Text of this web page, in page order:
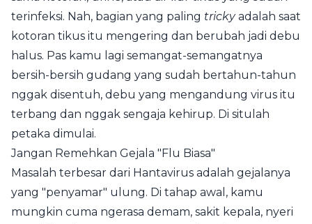
terinfeksi. Nah, bagian yang paling trickyadalah saat
kotoran tikus itu mengering dan berubah jadi debu
halus. Pas kamu lagi semangat-semangatnya
bersih-bersih gudang yang sudah bertahun-tahun
nggak disentuh, debu yang mengandung virus itu
terbang dan nggak sengaja kehirup. Di situlah
petaka dimulai.
Jangan Remehkan Gejala "Flu Biasa"
Masalah terbesar dari Hantavirus adalah gejalanya
yang "penyamar" ulung. Di tahap awal, kamu
mungkin cuma ngerasa demam, sakit kepala, nyeri